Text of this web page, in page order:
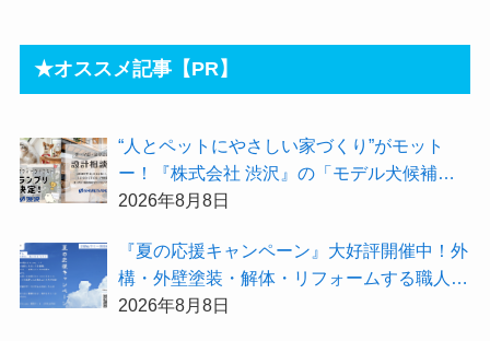
★オススメ記事【PR】
“人とペットにやさしい家づくり”がモット
ー！『株式会社 渋沢』の「モデル犬候補」
が選出されました★『テーマ別 住宅相談
2026年8月8日
『夏の応援キャンペーン』大好評開催中！外
構・外壁塗装・解体・リフォームする職人を
探すなら『街の職人さん.com』がオススメ
2026年8月8日